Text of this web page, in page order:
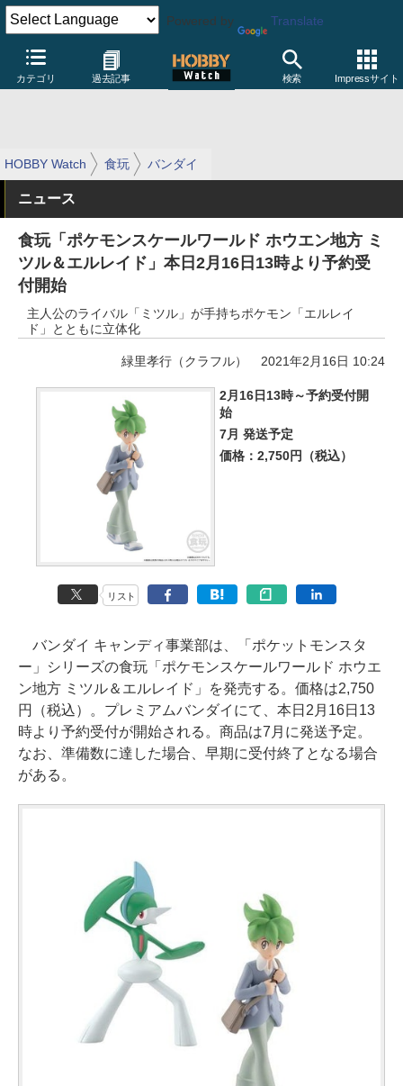
Powered by Translate
カテゴリ 過去記事 検索 Impressサイト
HOBBY Watch 食玩 バンダイ
ニュース
食玩「ポケモンスケールワールド ホウエン地方 ミ
ツル＆エルレイド」本日2月16日13時より予約受
付開始
主人公のライバル「ミツル」が手持ちポケモン「エルレイ
ド」とともに立体化
緑里孝行（クラフル） 2021年2月16日 10:24
2月16日13時～予約受付開
始
7月 発送予定
価格：2,750円（税込）
リスト
バンダイ キャンディ事業部は、「ポケットモンスタ
ー」シリーズの食玩「ポケモンスケールワールド ホウエ
ン地方 ミツル＆エルレイド」を発売する。価格は2,750
円（税込）。プレミアムバンダイにて、本日2月16日13
時より予約受付が開始される。商品は7月に発送予定。
なお、準備数に達した場合、早期に受付終了となる場合
がある。